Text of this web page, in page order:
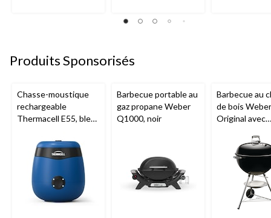
Produits Sponsorisés
Chasse-moustique
rechargeable
Thermacell E55, bleu
Barbecue portable au
gaz propane Weber
Q1000, noir
Barbecue au
de bois Weber
Original avec
nettoyage à
touche, 22 po